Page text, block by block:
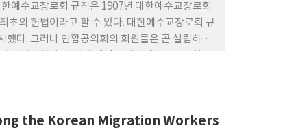
예수교장로회 규칙은 1907년 대한예수교장로회
초의 헌법이라고 할 수 있다. 대한예수교장로회 규
다. 그러나 연합공의회의 회원들은 곧 설립하게
로 구분하고, 다시 장로를 목사와 치리장로로 구분
원을 항존직 중심으로 규정하고 당시 중요한 역할
의 예배모범 없이 간결한 주일 예배 형식만 제시
전체적으로 대한예수교장로회 규칙은 장로교회의
the Korean Migration Workers